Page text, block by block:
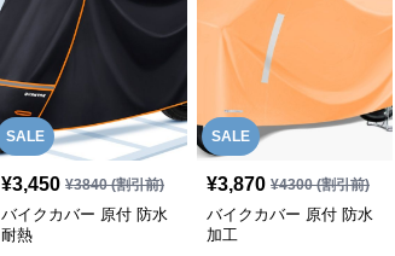
SALE
¥3,450 ¥3840(割引前)
バイクカバー 原付 防水
耐熱
SALE
¥3,870 ¥4300(割引前)
バイクカバー 原付 防水
加工